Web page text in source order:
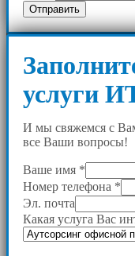
Отправить
услуги
И мы свяжемся с
все Ваши вопросы!
Ваше имя *
Номер телефона *
Эл. почта
Какая услуга Вас